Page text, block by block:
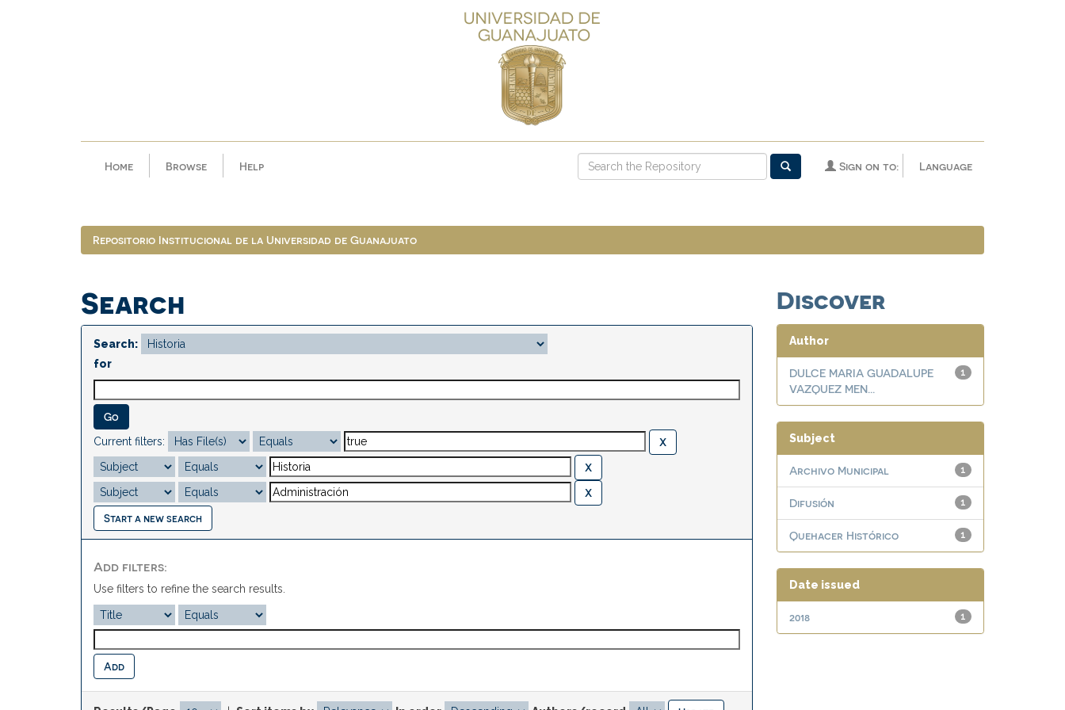
Home Browse Help Language
Sign on to:
Repositorio Institucional de la Universidad de Guanajuato
Search
Search:
for
Current filters:
Start a new search
Add filters:
Use filters to refine the search results.
Discover
Author
1
DULCE MARIA GUADALUPE
VAZQUEZ MEN...
Subject
1
Archivo Municipal
1
Difusión
1
Quehacer Histórico
Date issued
1
2018